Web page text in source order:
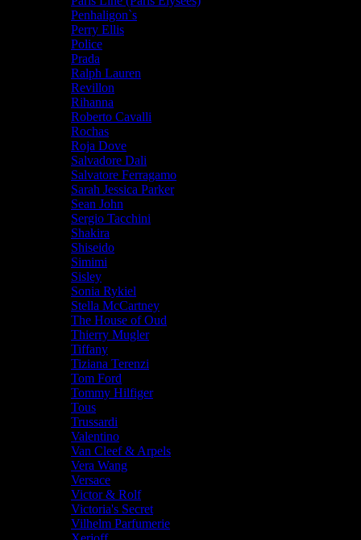
Penhaligon`s
Perry Ellis
Police
Prada
Ralph Lauren
Revillon
Rihanna
Roberto Cavalli
Rochas
Roja Dove
Salvadore Dali
Salvatore Ferragamo
Sarah Jessica Parker
Sean John
Sergio Tacchini
Shakira
Shiseido
Simimi
Sisley
Sonia Rykiel
Stella McCartney
The House of Oud
Thierry Mugler
Tiffany
Tiziana Terenzi
Tom Ford
Tommy Hilfiger
Tous
Trussardi
Valentino
Van Cleef & Arpels
Vera Wang
Versace
Victor & Rolf
Victoria's Secret
Vilhelm Parfumerie